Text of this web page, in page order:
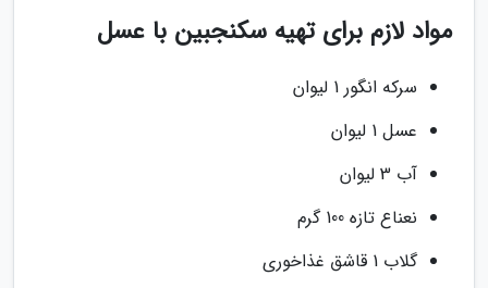
مواد لازم برای تهیه سکنجبین با عسل
سرکه انگور 1 لیوان
عسل 1 لیوان
آب 3 لیوان
نعناع تازه 100 گرم
گلاب 1 قاشق غذاخوری